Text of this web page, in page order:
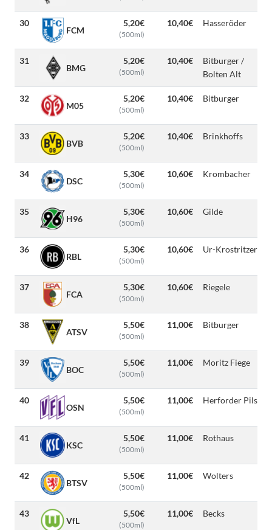
30
FCM
5,20€
(500ml)
10,40€ Hasseröder
31
BMG
5,20€
(500ml)
10,40€
Bitburger /
Bolten Alt
32
M05
5,20€
(500ml)
10,40€ Bitburger
33
BVB
5,20€
(500ml)
10,40€ Brinkhoffs
34
DSC
5,30€
(500ml)
10,60€ Krombacher
35
H96
5,30€
(500ml)
10,60€ Gilde
36
RBL
5,30€
(500ml)
10,60€ Ur-Krostritzer
37
FCA
5,30€
(500ml)
10,60€ Riegele
38
ATSV
5,50€
(500ml)
11,00€ Bitburger
39
BOC
5,50€
(500ml)
11,00€ Moritz Fiege
40
OSN
5,50€
(500ml)
11,00€ Herforder Pils
41
KSC
5,50€
(500ml)
11,00€ Rothaus
42
BTSV
5,50€
(500ml)
11,00€ Wolters
43
VfL
5,50€
(500ml)
11,00€ Becks